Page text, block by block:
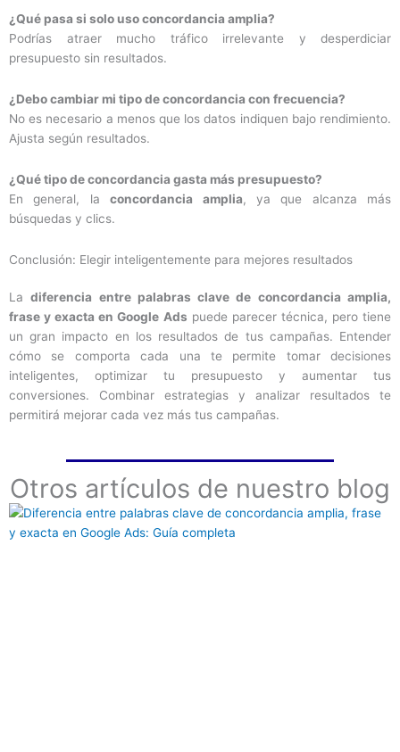
¿Qué pasa si solo uso concordancia amplia?
Podrías atraer mucho tráfico irrelevante y desperdiciar
presupuesto sin resultados.
¿Debo cambiar mi tipo de concordancia con frecuencia?
No es necesario a menos que los datos indiquen bajo rendimiento.
Ajusta según resultados.
¿Qué tipo de concordancia gasta más presupuesto?
En general, laconcordancia amplia, ya que alcanza más
búsquedas y clics.
Conclusión: Elegir inteligentemente para mejores resultados
Ladiferencia entre palabras clave de concordancia amplia,
frase y exacta en Google Ads puede parecer técnica, pero tiene
un gran impacto en los resultados de tus campañas. Entender
cómo se comporta cada una te permite tomar decisiones
inteligentes, optimizar tu presupuesto y aumentar tus
conversiones. Combinar estrategias y analizar resultados te
permitirá mejorar cada vez más tus campañas.
Otros artículos de nuestro blog